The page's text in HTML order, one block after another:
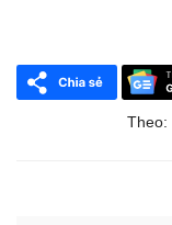
Theo: